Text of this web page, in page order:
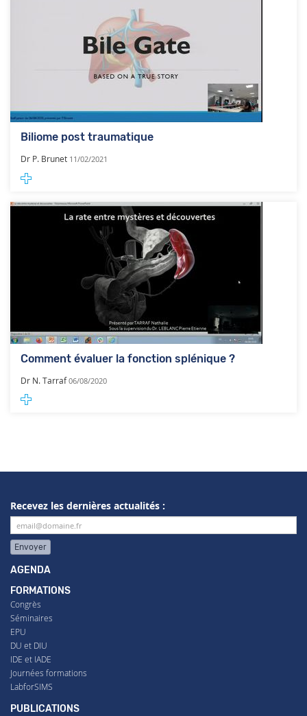
Biliome post traumatique
Dr P. Brunet 11/02/2021
Comment évaluer la fonction splénique ?
Dr N. Tarraf06/08/2020
Recevez les dernières actualités :
Envoyer
AGENDA
FORMATIONS
Congrès
Séminaires
EPU
DU et DIU
IDE et IADE
Journées formations
LabforSIMS
PUBLICATIONS